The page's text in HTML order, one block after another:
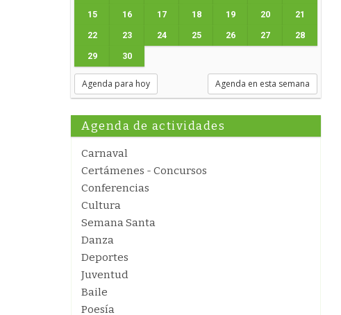
15 16 17 18 19 20 21
22 23 24 25 26 27 28
29 30
Agenda para hoy Agenda en esta semana
Agenda de actividades
Carnaval
Certámenes - Concursos
Conferencias
Cultura
Semana Santa
Danza
Deportes
Juventud
Baile
Poesía